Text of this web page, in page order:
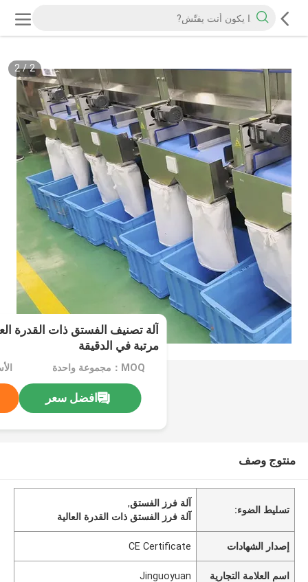
2
/
2
مرتبة في الدقيقة
MOQ：مجموعة واحدة
افضل سعر
منتوج وصف
تسليط الضوء:
آلة فرز الفستق,
آلة فرز الفستق ذات القدرة العالية
إصدار الشهادات CE Certificate
اسم العلامة التجارية Jinguoyuan